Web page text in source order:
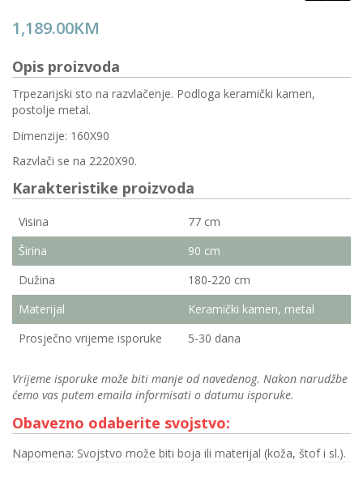
1,189.00KM
Opis proizvoda
Trpezarijski sto na razvlačenje. Podloga keramički kamen,
postolje metal.
Dimenzije: 160X90
Razvlači se na 2220X90.
Karakteristike proizvoda
Visina
77 cm
Širina
90 cm
Dužina
180-220 cm
Materijal
Keramički kamen, metal
Prosječno vrijeme isporuke
5-30 dana
Vrijeme isporuke može biti manje od navedenog. Nakon narudžbe
ćemo vas putem emaila informisati o datumu isporuke.
Obavezno odaberite svojstvo:
Napomena: Svojstvo može biti boja ili materijal (koža, štof i sl.).